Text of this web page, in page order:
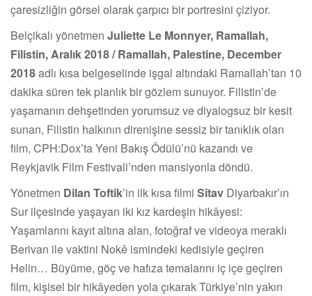
çaresizliğin görsel olarak çarpıcı bir portresini çiziyor.
Belçikalı yönetmen Juliette Le Monnyer, Ramallah,
Filistin, Aralık 2018 / Ramallah, Palestine, December
2018adlı kısa belgeselinde işgal altındaki Ramallah’tan 10
dakika süren tek planlık bir gözlem sunuyor. Filistin’de
yaşamanın dehşetinden yorumsuz ve diyalogsuz bir kesit
sunan, Filistin halkının direnişine sessiz bir tanıklık olan
film, CPH:Dox’ta Yeni Bakış Ödülü’nü kazandı ve
Reykjavik Film Festivali’nden mansiyonla döndü.
Yönetmen Dilan Toftik’in ilk kısa filmi Sîtav Diyarbakır’ın
Sur ilçesinde yaşayan iki kız kardeşin hikâyesi:
Yaşamlarını kayıt altına alan, fotoğraf ve videoya meraklı
Berivan ile vaktini Nokê ismindeki kedisiyle geçiren
Helin… Büyüme, göç ve hafıza temalarını iç içe geçiren
film, kişisel bir hikâyeden yola çıkarak Türkiye’nin yakın